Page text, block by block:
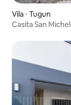
Vila ⋅ Tugun
Casita San